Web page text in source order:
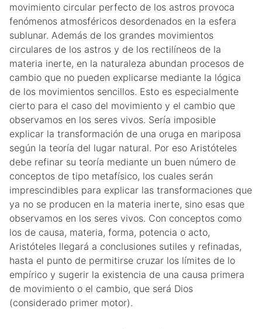
movimiento circular perfecto de los astros provoca
fenómenos atmosféricos desordenados en la esfera
sublunar. Además de los grandes movimientos
circulares de los astros y de los rectilíneos de la
materia inerte, en la naturaleza abundan procesos de
cambio que no pueden explicarse mediante la lógica
de los movimientos sencillos. Esto es especialmente
cierto para el caso del movimiento y el cambio que
observamos en los seres vivos. Sería imposible
explicar la transformación de una oruga en mariposa
según la teoría del lugar natural. Por eso Aristóteles
debe refinar su teoría mediante un buen número de
conceptos de tipo metafísico, los cuales serán
imprescindibles para explicar las transformaciones que
ya no se producen en la materia inerte, sino esas que
observamos en los seres vivos. Con conceptos como
los de causa, materia, forma, potencia o acto,
Aristóteles llegará a conclusiones sutiles y refinadas,
hasta el punto de permitirse cruzar los límites de lo
empírico y sugerir la existencia de una causa primera
de movimiento o el cambio, que será Dios
(considerado primer motor).